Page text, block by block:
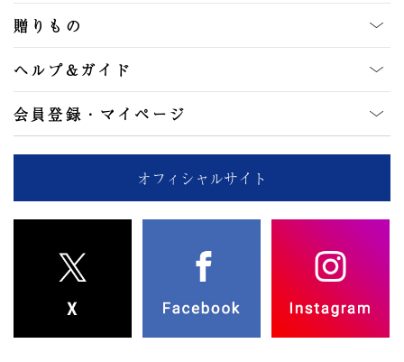
贈りもの
ヘルプ&ガイド
会員登録・マイページ
オフィシャルサイト